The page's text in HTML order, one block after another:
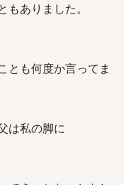
ありました。
とも何度か言ってま
は私の脚に